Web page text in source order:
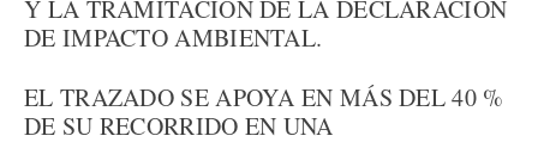
Y LA TRAMITACIÓN DE LA DECLARACIÓN
DE IMPACTO AMBIENTAL.
EL TRAZADO SE APOYA EN MÁS DEL 40 %
DE SU RECORRIDO EN UNA